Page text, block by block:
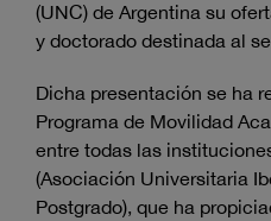
(UNC) de Argentina su
y doctorado destinada al
Dicha presentación se ha
Programa de Movilidad
entre todas las
(Asociación Universitaria
Postgrado), que ha